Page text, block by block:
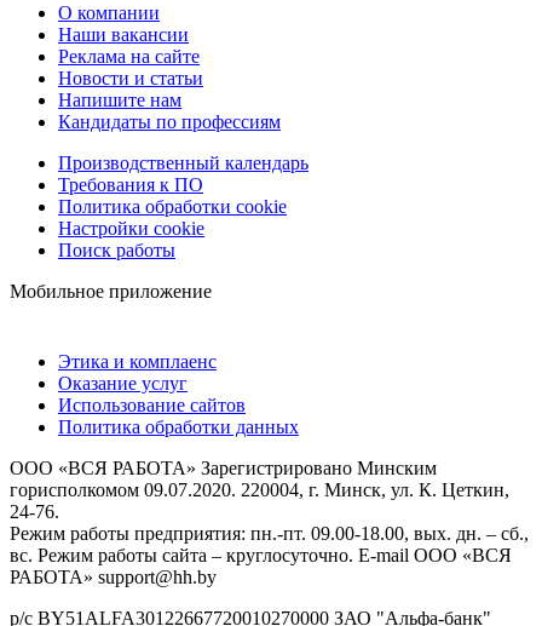
О компании
Наши вакансии
Реклама на сайте
Новости и статьи
Напишите нам
Кандидаты по профессиям
Производственный календарь
Требования к ПО
Политика обработки cookie
Настройки cookie
Поиск работы
Мобильное приложение
Этика и комплаенс
Оказание услуг
Использование сайтов
Политика обработки данных
ООО «ВСЯ РАБОТА» Зарегистрировано Минским
горисполкомом 09.07.2020. 220004, г. Минск, ул. К. Цеткин,
24-76.
Режим работы предприятия: пн.-пт. 09.00-18.00, вых. дн. – сб.,
вс. Режим работы сайта – круглосуточно. E-mail ООО «ВСЯ
РАБОТА» support@hh.by
р/с BY51ALFA30122667720010270000 ЗАО "Альфа-банк"